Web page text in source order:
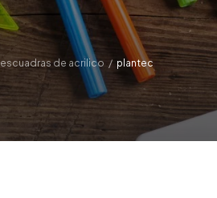
escuadras de acrilico / plantec